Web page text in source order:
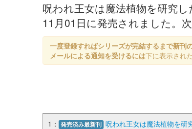
呪われ王女は魔法植物を研究
11月01日に発売されました。
一度登録すればシリーズが完結するまで新刊
メールによる通知を受けるには下に表示され
1： 発売済み最新刊 呪われ王女は魔法植物を研